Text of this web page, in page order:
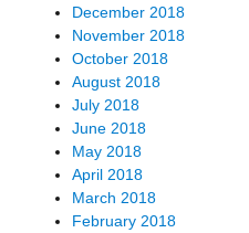
December 2018
November 2018
October 2018
August 2018
July 2018
June 2018
May 2018
April 2018
March 2018
February 2018